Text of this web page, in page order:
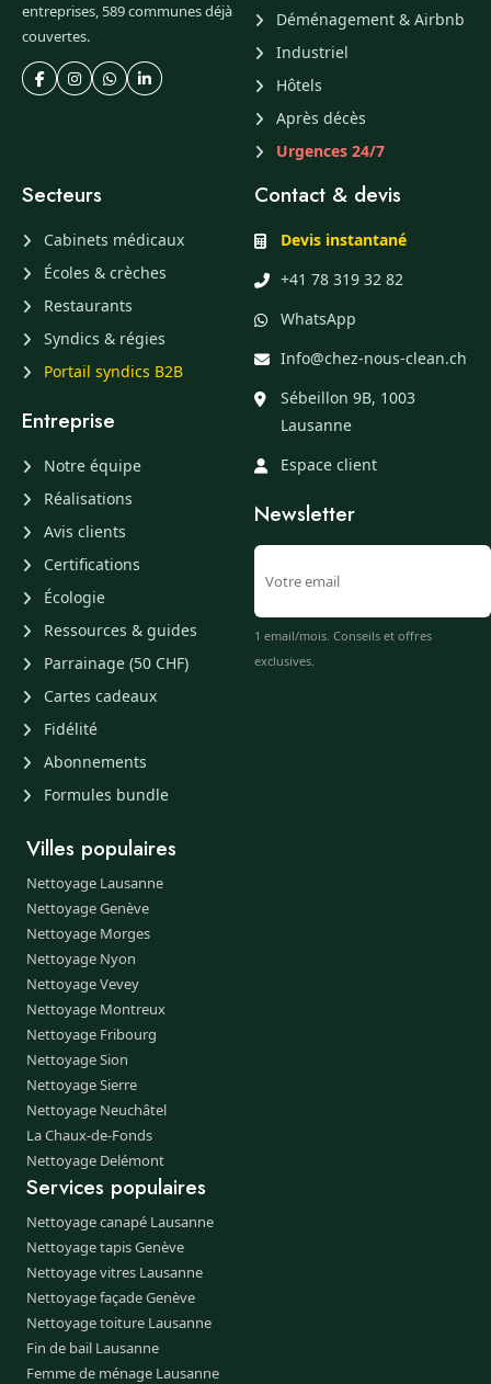
entreprises, 589 communes déjà
couvertes.
Déménagement & Airbnb
Industriel
Hôtels
Après décès
Urgences 24/7
Secteurs
Cabinets médicaux
Écoles & crèches
Restaurants
Syndics & régies
Portail syndics B2B
Entreprise
Notre équipe
Réalisations
Avis clients
Certifications
Écologie
Ressources & guides
Parrainage (50 CHF)
Cartes cadeaux
Fidélité
Abonnements
Formules bundle
Contact & devis
Devis instantané
+41 78 319 32 82
WhatsApp
Info@chez-nous-clean.ch
Sébeillon 9B, 1003
Lausanne
Espace client
Newsletter
1 email/mois. Conseils et offres
exclusives.
Villes populaires
Nettoyage Lausanne
Nettoyage Genève
Nettoyage Morges
Nettoyage Nyon
Nettoyage Vevey
Nettoyage Montreux
Nettoyage Fribourg
Nettoyage Sion
Nettoyage Sierre
Nettoyage Neuchâtel
La Chaux-de-Fonds
Nettoyage Delémont
Services populaires
Nettoyage canapé Lausanne
Nettoyage tapis Genève
Nettoyage vitres Lausanne
Nettoyage façade Genève
Nettoyage toiture Lausanne
Fin de bail Lausanne
Femme de ménage Lausanne